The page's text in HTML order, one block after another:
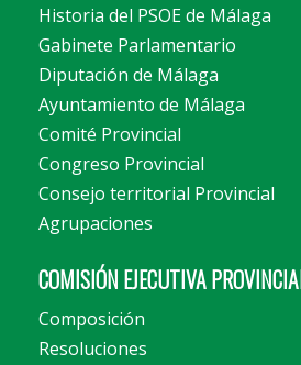
Historia del PSOE de Málaga
Gabinete Parlamentario
Diputación de Málaga
Ayuntamiento de Málaga
Comité Provincial
Congreso Provincial
Consejo territorial Provincial
Agrupaciones
COMISIÓN EJECUTIVA
Composición
Resoluciones